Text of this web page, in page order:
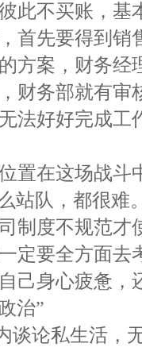
此不买账，
首先要得到销
方案，财务
财务部就有
法好好完成工
在这场战斗
站队，都很
制度不规范才
定要全方面
己身心疲惫，
治”
论私生活，